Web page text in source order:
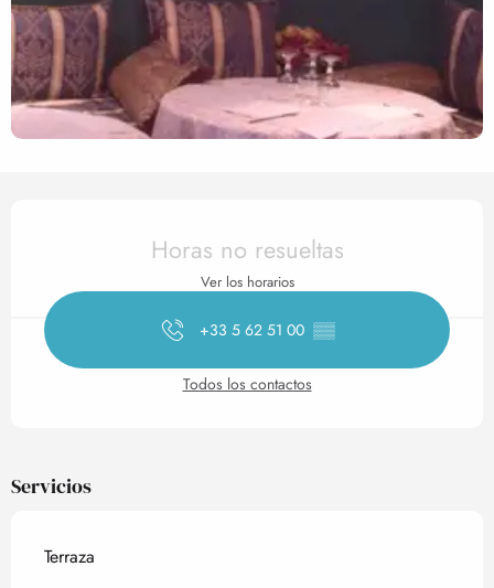
Horarios y datos de
Horas no resueltas
Ver los horarios
+33 5 62 51 00 ▒▒
Todos los contactos
Servicios
Terraza